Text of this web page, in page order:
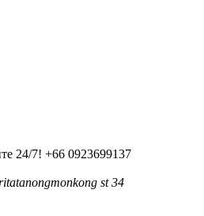
24/7! +66 0923699137
st 34